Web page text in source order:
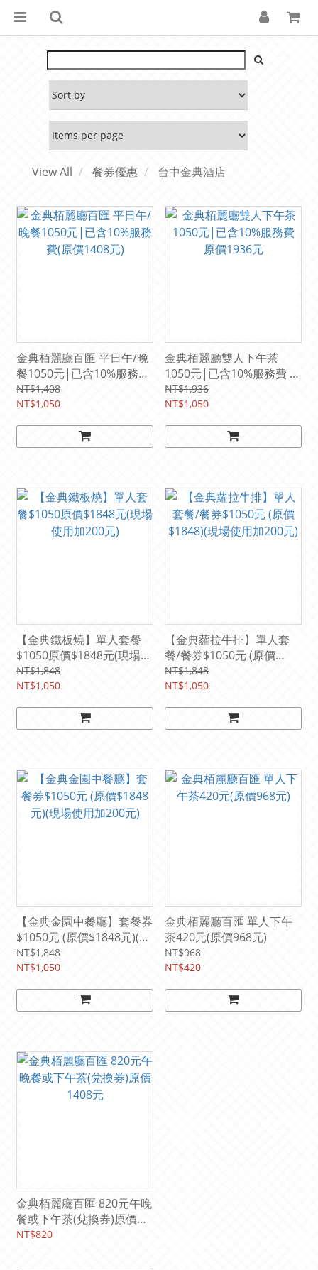
View All 餐券優惠 台中金典酒店
金典栢麗廳百匯 平日午/晚
餐1050元|已含10%服務費
(原價1408元)
NT$1,408
NT$1,050
金典栢麗廳雙人下午茶
1050元|已含10%服務費 原
價1936元
NT$1,936
NT$1,050
【金典鐵板燒】單人套餐
$1050原價$1848元(現場使
用加200元)
NT$1,848
NT$1,050
【金典蘿拉牛排】單人套
餐/餐券$1050元 (原價
$1848)(現場使用加200元)
NT$1,848
NT$1,050
【金典金園中餐廳】套餐券
$1050元 (原價$1848元)(現
場使用加200元)
NT$1,848
NT$1,050
金典栢麗廳百匯 單人下午
茶420元(原價968元)
NT$968
NT$420
金典栢麗廳百匯 820元午晚
餐或下午茶(兌換券)原價
1408元
NT$820